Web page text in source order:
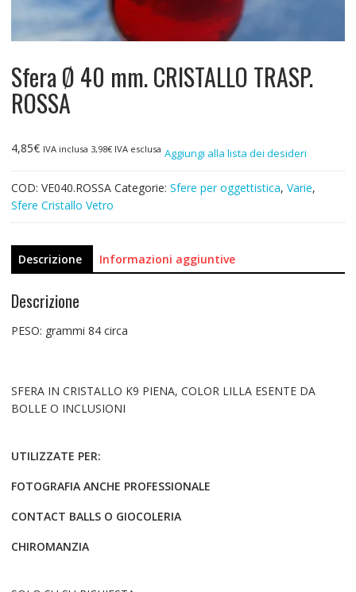
Sfera Ø 40 mm. CRISTALLO TRASP.
ROSSA
4,85€ IVA inclusa 3,98€IVA esclusa Aggiungi alla lista dei desideri
COD: VE040.ROSSA Categorie: Sfere per oggettistica, Varie,
Sfere Cristallo Vetro
Descrizione Informazioni aggiuntive
Descrizione
PESO: grammi 84 circa
SFERA IN CRISTALLO K9 PIENA, COLOR LILLA ESENTE DA
BOLLE O INCLUSIONI
UTILIZZATE PER:
FOTOGRAFIA ANCHE PROFESSIONALE
CONTACT BALLS O GIOCOLERIA
CHIROMANZIA